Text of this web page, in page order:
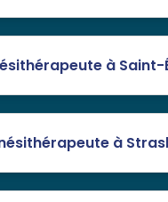
à Saint-
à